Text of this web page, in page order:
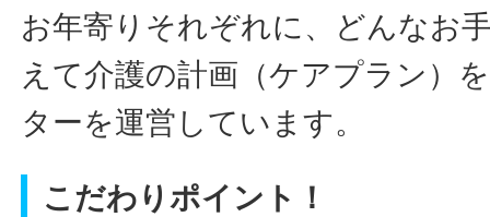
お年寄りそれぞれに、どんなお
えて介護の計画（ケアプラン）
ターを運営しています。
こだわりポイント！